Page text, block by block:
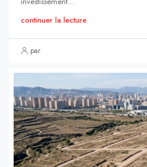
continuer la lecture
par